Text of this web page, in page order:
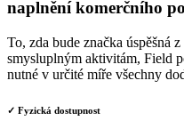
naplnění komerčního
To, zda bude značka úspěšná
smysluplným aktivitám, Field
nutné v určité míře všechny
✓ Fyzická dostupnost